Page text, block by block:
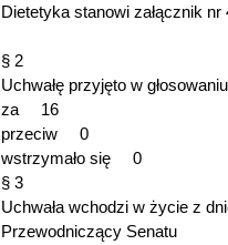
Dietetyka stanowi załącznik nr
§ 2
Uchwałę przyjęto w
za 16
przeciw 0
wstrzymało się 0
§ 3
Uchwała wchodzi w życie z
Przewodniczący Senatu